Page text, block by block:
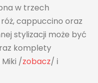
w trzech
cappuccino oraz
stylizacji może być
komplety
/zobacz/ i